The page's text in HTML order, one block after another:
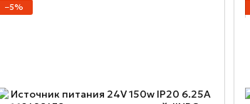
−5%